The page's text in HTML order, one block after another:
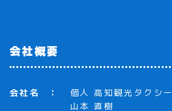
会社概要
会社名
個人 高知観光タクシー
山本 直樹